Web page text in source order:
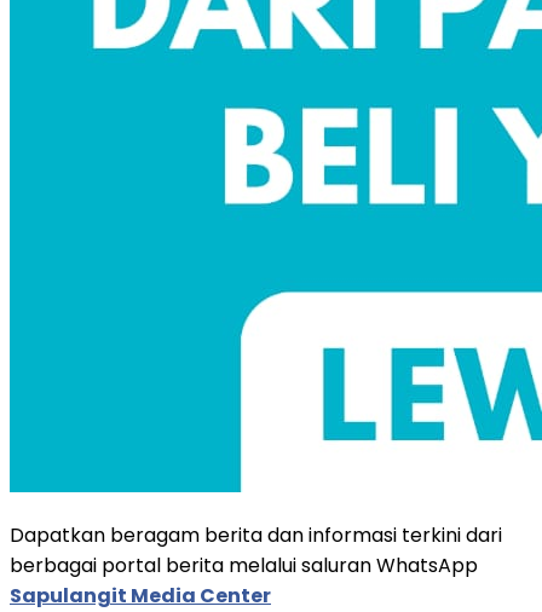
Dapatkan beragam berita dan informasi terkini dari
berbagai portal berita melalui saluran WhatsApp
Sapulangit Media Center